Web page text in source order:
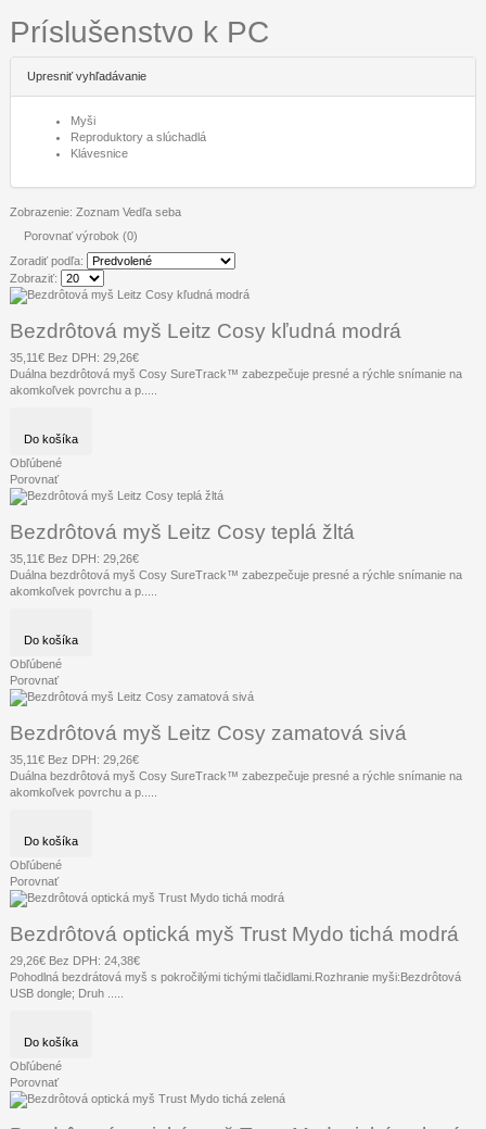
Príslušenstvo k PC
Upresniť vyhľadávanie
Myši
Reproduktory a slúchadlá
Klávesnice
Zobrazenie: Zoznam Vedľa seba
Porovnať výrobok (0)
Zoradiť podľa:
Zobraziť:
Bezdrôtová myš Leitz Cosy kľudná modrá
35,11€ Bez DPH: 29,26€
Duálna bezdrôtová myš Cosy SureTrack™ zabezpečuje presné a rýchle snímanie na
akomkoľvek povrchu a p.....
Do košíka
Obľúbené
Porovnať
Bezdrôtová myš Leitz Cosy teplá žltá
35,11€ Bez DPH: 29,26€
Duálna bezdrôtová myš Cosy SureTrack™ zabezpečuje presné a rýchle snímanie na
akomkoľvek povrchu a p.....
Do košíka
Obľúbené
Porovnať
Bezdrôtová myš Leitz Cosy zamatová sivá
35,11€ Bez DPH: 29,26€
Duálna bezdrôtová myš Cosy SureTrack™ zabezpečuje presné a rýchle snímanie na
akomkoľvek povrchu a p.....
Do košíka
Obľúbené
Porovnať
Bezdrôtová optická myš Trust Mydo tichá modrá
29,26€ Bez DPH: 24,38€
Pohodlná bezdrátová myš s pokročilými tichými tlačidlami.Rozhranie myši:Bezdrôtová
USB dongle; Druh .....
Do košíka
Obľúbené
Porovnať